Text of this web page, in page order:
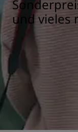
und vieles